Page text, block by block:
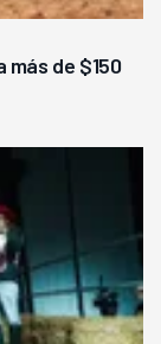
más de $150